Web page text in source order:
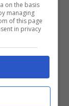
on the basis
managing
of this page
in privacy